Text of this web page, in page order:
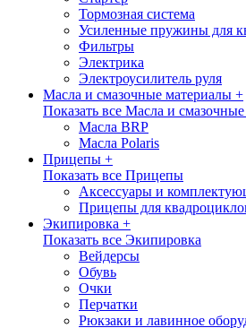
Тормозная система
Усиленные пружины для
Фильтры
Электрика
Электроусилитель руля
Масла и смазочные материалы +
Показать все Масла и
Масла BRP
Масла Polaris
Прицепы +
Показать все Прицепы
Аксессуары и
Прицепы для
Экипировка +
Показать все Экипировка
Вейдерсы
Обувь
Очки
Перчатки
Рюкзаки и лавинное